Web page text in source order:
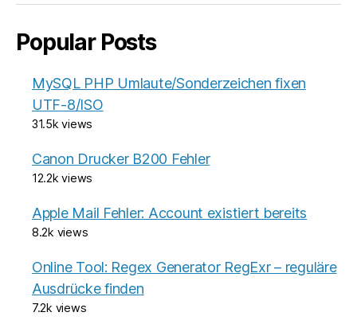
Popular Posts
MySQL PHP Umlaute/Sonderzeichen fixen
UTF-8/ISO
31.5k views
Canon Drucker B200 Fehler
12.2k views
Apple Mail Fehler: Account existiert bereits
8.2k views
Online Tool: Regex Generator RegExr – reguläre
Ausdrücke finden
7.2k views